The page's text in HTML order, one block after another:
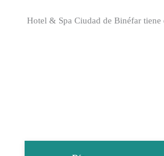
Hotel & Spa Ciudad de Binéfar tiene